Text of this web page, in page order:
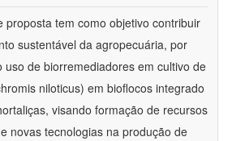
proposta tem como objetivo contribuir
sustentável da agropecuária, por
uso de biorremediadores em cultivo de
niloticus) em bioflocos integrado
visando formação de recursos
novas tecnologias na produção de